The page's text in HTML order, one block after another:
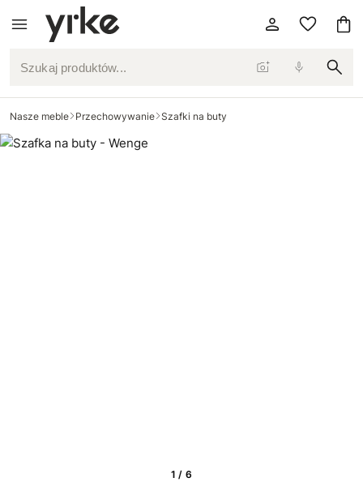
Szukaj produktów...
Nasze meble Przechowywanie Szafki na buty
1 / 6